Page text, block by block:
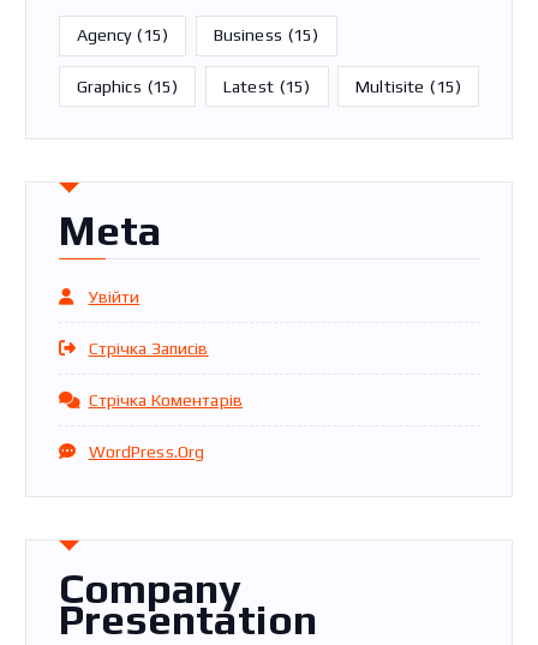
Agency (15) Business (15)
Graphics (15) Latest (15) Multisite (15)
Meta
Увійти
Стрічка Записів
Стрічка Коментарів
WordPress.org
Company
Presentation